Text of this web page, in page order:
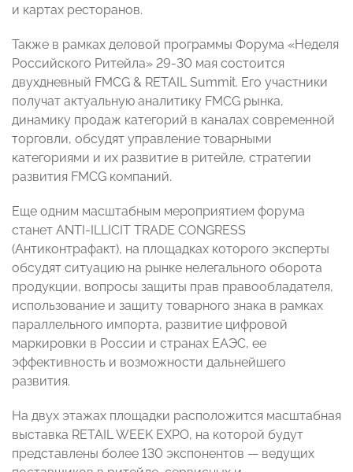
и картах ресторанов.
Также в рамках деловой программы Форума «Неделя
Российского Ритейла» 29-30 мая состоится
двухдневный FMCG & RETAIL Summit. Его участники
получат актуальную аналитику FMCG рынка,
динамику продаж категорий в каналах современной
торговли, обсудят управление товарными
категориями и их развитие в ритейле, стратегии
развития FMCG компаний.
Еще одним масштабным мероприятием форума
станет ANTI-ILLICIT TRADE CONGRESS
(Антиконтрафакт), на площадках которого эксперты
обсудят ситуацию на рынке нелегального оборота
продукции, вопросы защиты прав правообладателя,
использование и защиту товарного знака в рамках
параллельного импорта, развитие цифровой
маркировки в России и странах ЕАЭС, ее
эффективность и возможности дальнейшего
развития.
На двух этажах площадки расположится масштабная
выставка RETAIL WEEK EXPO, на которой будут
представлены более 130 экспонентов — ведущих